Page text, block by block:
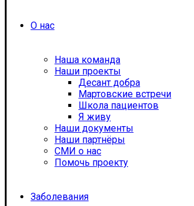
О нас
Наша команда
Наши проекты
Десант добра
Мартовские встречи
Школа пациентов
Я живу
Наши документы
Наши партнёры
СМИ о нас
Помочь проекту
Заболевания